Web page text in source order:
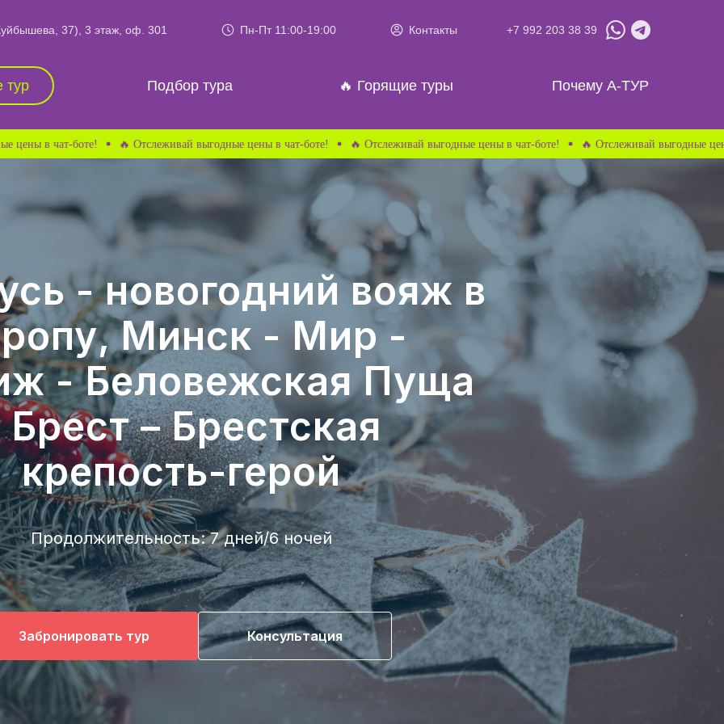
37), 3 этаж, оф. 301 +7 992 203 38 39
Пн-Пт 11:00-19:00
Подбор тура
Контакты
🔥 Горящие туры Почему А-ТУР
тур
Подбор тура 🔥 Горящие туры Почему А-ТУР
боте! 🔥 Отслеживай выгодные цены в чат-боте! 🔥 Отслеживай выгодные цены в чат-боте! 🔥 Отслеживай выгодные цены в чат-
- новогодний вояж в
Минск - Мир -
- Беловежская Пуща
Брест – Брестская
крепость-герой
Продолжительность: 7 дней/6 ночей
Забронировать тур Консультация